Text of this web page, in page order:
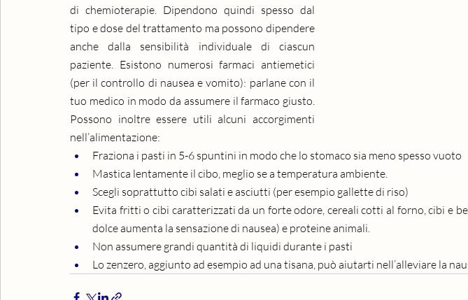
di chemioterapie. Dipendono quindi spesso dal
tipo e dose del trattamento ma possono dipendere
anche dalla sensibilità individuale di ciascun
paziente. Esistono numerosi farmaci antiemetici
(per il controllo di nausea e vomito): parlane con il
tuo medico in modo da assumere il farmaco giusto.
Possono inoltre essere utili alcuni accorgimenti
nell’alimentazione:
Fraziona i pasti in 5-6 spuntini in modo che lo stomaco sia meno spesso vuoto
Mastica lentamente il cibo, meglio se a temperatura ambiente.
Scegli soprattutto cibi salati e asciutti (per esempio gallette di riso)
Evita fritti o cibi caratterizzati da un forte odore, cereali cotti al forno, cibi e
dolce aumenta la sensazione di nausea) e proteine animali.
Non assumere grandi quantità di liquidi durante i pasti
Lo zenzero, aggiunto ad esempio ad una tisana, può aiutarti nell’alleviare la